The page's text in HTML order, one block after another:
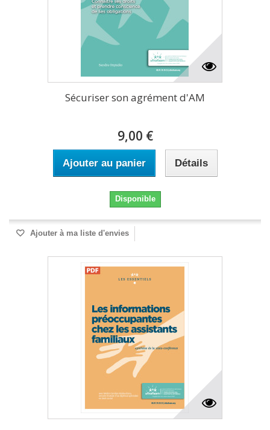
Sécuriser son agrément d'AM
9,00 €
Ajouter au panier Détails
Disponible
Ajouter à ma liste d'envies